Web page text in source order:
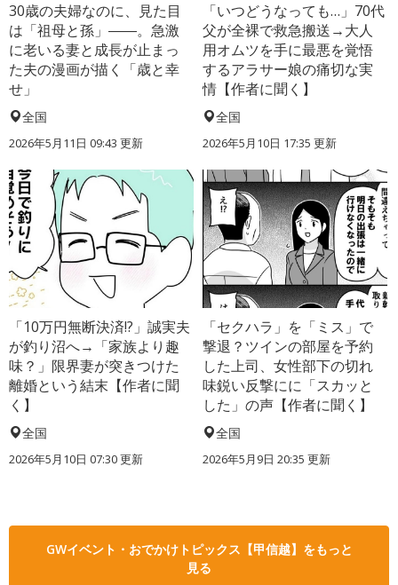
30歳の夫婦なのに、見た目
は「祖母と孫」――。急激
に老いる妻と成長が止まっ
た夫の漫画が描く「歳と幸
せ」
全国
2026年5月11日 09:43 更新
「いつどうなっても…」70代
父が全裸で救急搬送→大人
用オムツを手に最悪を覚悟
するアラサー娘の痛切な実
情【作者に聞く】
全国
2026年5月10日 17:35 更新
「10万円無断決済!?」誠実夫
が釣り沼へ→「家族より趣
味？」限界妻が突きつけた
離婚という結末【作者に聞
く】
全国
2026年5月10日 07:30 更新
「セクハラ」を「ミス」で
撃退？ツインの部屋を予約
した上司、女性部下の切れ
味鋭い反撃にに「スカッと
した」の声【作者に聞く】
全国
2026年5月9日 20:35 更新
GWイベント・おでかけトピックス【甲信越】をもっと
見る